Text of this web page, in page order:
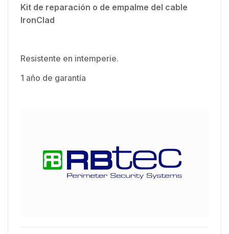
Kit de reparación o de empalme del cable
IronClad
Resistente en intemperie.
1 año de garantía